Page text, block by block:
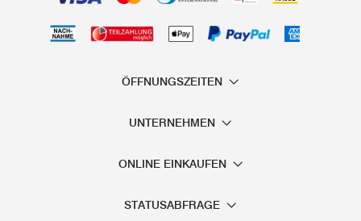
ÖFFNUNGSZEITEN
UNTERNEHMEN
ONLINE EINKAUFEN
STATUSABFRAGE